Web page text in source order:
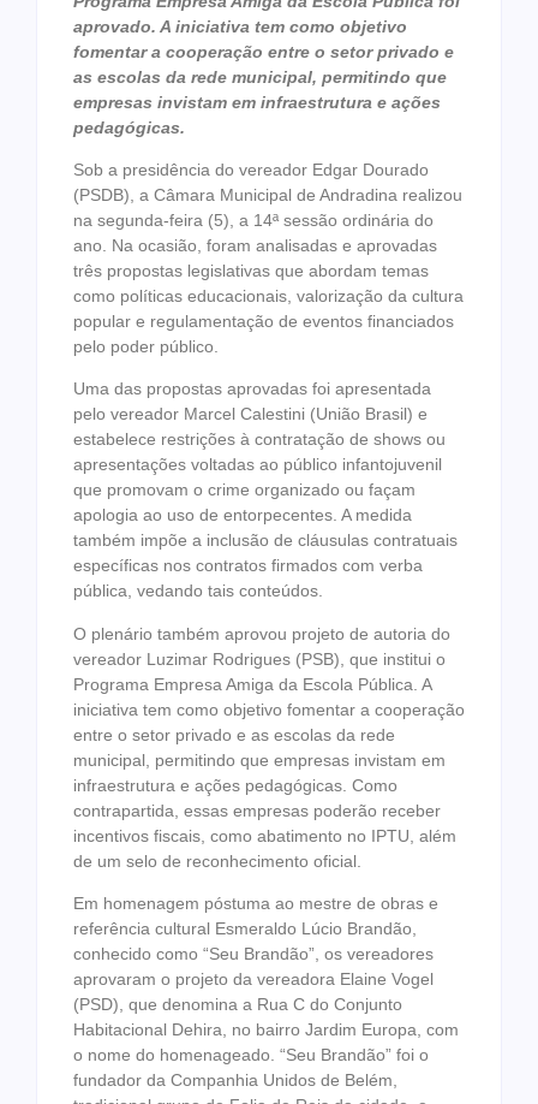
aprovado. A iniciativa tem como objetivo
fomentar a cooperação entre o setor privado e
as escolas da rede municipal, permitindo que
empresas invistam em infraestrutura e ações
pedagógicas.
Sob a presidência do vereador Edgar Dourado
(PSDB), a Câmara Municipal de Andradina realizou
na segunda-feira (5), a 14ª sessão ordinária do
ano. Na ocasião, foram analisadas e aprovadas
três propostas legislativas que abordam temas
como políticas educacionais, valorização da cultura
popular e regulamentação de eventos financiados
pelo poder público.
Uma das propostas aprovadas foi apresentada
pelo vereador Marcel Calestini (União Brasil) e
estabelece restrições à contratação de shows ou
apresentações voltadas ao público infantojuvenil
que promovam o crime organizado ou façam
apologia ao uso de entorpecentes. A medida
também impõe a inclusão de cláusulas contratuais
específicas nos contratos firmados com verba
pública, vedando tais conteúdos.
O plenário também aprovou projeto de autoria do
vereador Luzimar Rodrigues (PSB), que institui o
Programa Empresa Amiga da Escola Pública. A
iniciativa tem como objetivo fomentar a cooperação
entre o setor privado e as escolas da rede
municipal, permitindo que empresas invistam em
infraestrutura e ações pedagógicas. Como
contrapartida, essas empresas poderão receber
incentivos fiscais, como abatimento no IPTU, além
de um selo de reconhecimento oficial.
Em homenagem póstuma ao mestre de obras e
referência cultural Esmeraldo Lúcio Brandão,
conhecido como “Seu Brandão”, os vereadores
aprovaram o projeto da vereadora Elaine Vogel
(PSD), que denomina a Rua C do Conjunto
Habitacional Dehira, no bairro Jardim Europa, com
o nome do homenageado. “Seu Brandão” foi o
fundador da Companhia Unidos de Belém,